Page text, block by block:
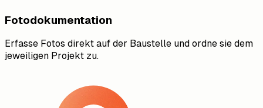
Fotodokumentation
Erfasse Fotos direkt auf der Baustelle und ordne sie dem
jeweiligen Projekt zu.